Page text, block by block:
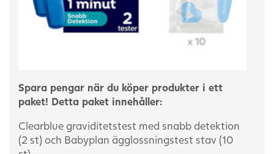
Spara pengar när du köper produkter i ett
paket! Detta paket innehåller:
Clearblue graviditetstest med snabb detektion
(2 st) och Babyplan ägglossningstest stav (10